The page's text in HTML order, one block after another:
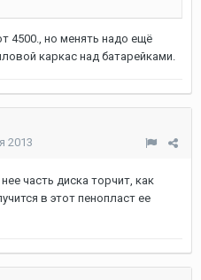
4500., но менять надо ещё
каркас над батарейками.
2013
часть диска торчит, как
в этот пенопласт ее